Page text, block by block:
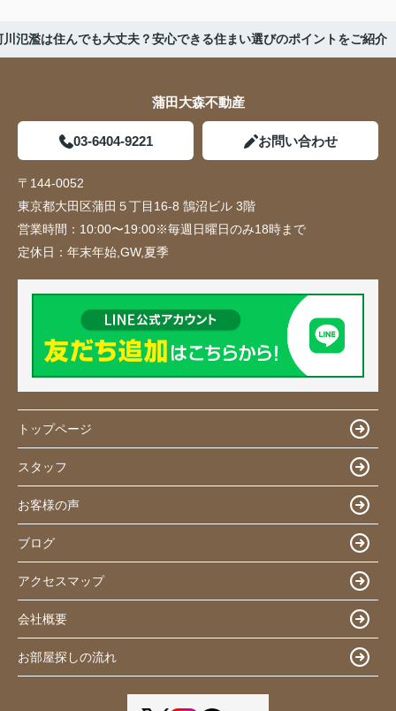
氾濫は住んでも大丈夫？安心できる住まい選びのポイントをご紹介
蒲田大森不動産
03-6404-9221 お問い合わせ
〒144-0052
東京都大田区蒲田５丁目16-8 鵠沼ビル 3階
営業時間： 10:00〜19:00※毎週日曜日のみ18時まで
定休日： 年末年始,GW,夏季
トップページ
スタッフ
お客様の声
ブログ
アクセスマップ
会社概要
お部屋探しの流れ